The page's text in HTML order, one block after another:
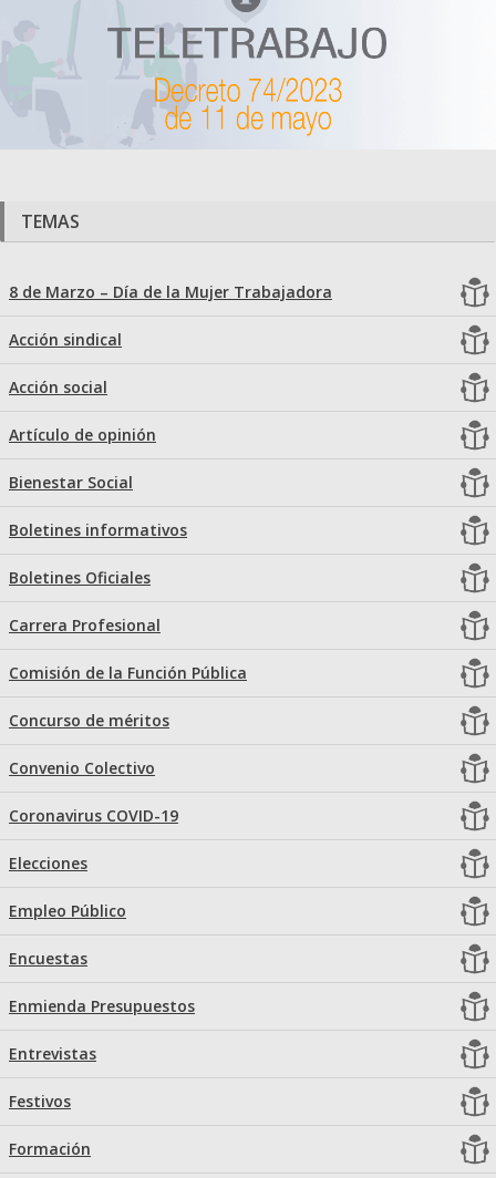
TEMAS
8 de Marzo – Día de la Mujer Trabajadora
Acción sindical
Acción social
Artículo de opinión
Bienestar Social
Boletines informativos
Boletines Oficiales
Carrera Profesional
Comisión de la Función Pública
Concurso de méritos
Convenio Colectivo
Coronavirus COVID-19
Elecciones
Empleo Público
Encuestas
Enmienda Presupuestos
Entrevistas
Festivos
Formación